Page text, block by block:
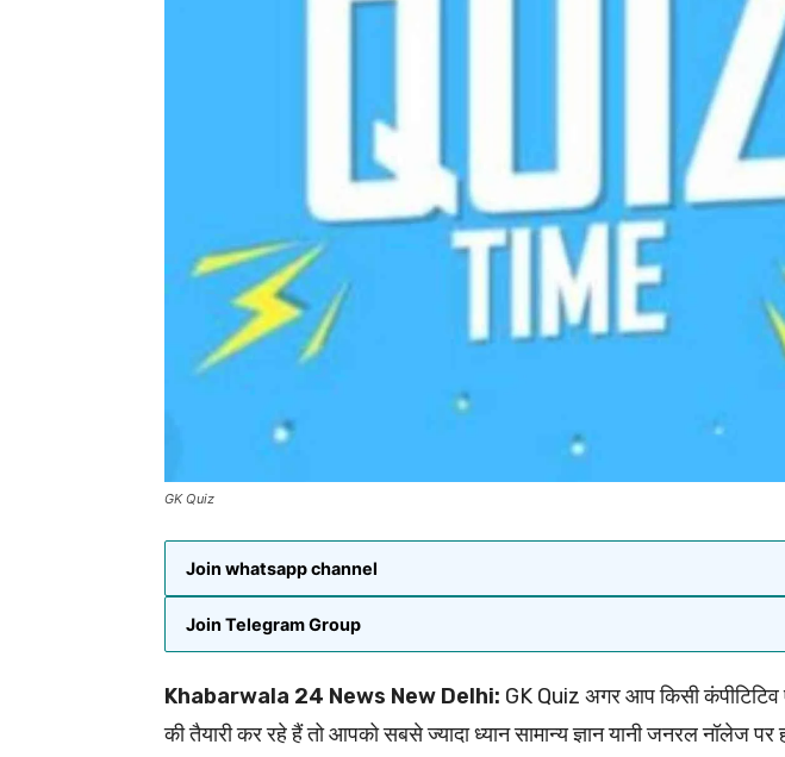
GK Quiz
Join whatsapp channel
Join Telegram Group
Khabarwala 24 News New Delhi: GK Quiz अगर आप किसी कंपीटिटिव
की तैयारी कर रहे हैं तो आपको सबसे ज्यादा ध्यान सामान्य ज्ञान यानी जनरल नॉलेज पर